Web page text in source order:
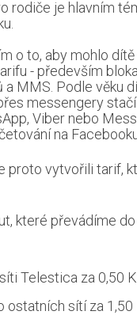
rodiče je hlavním
o to, aby mohlo
- především
a MMS. Podle věku
messengery
Viber nebo
na
proto vytvořili tarif,
které převádíme
Telestica za 0,50
ostatních sítí za 1,50